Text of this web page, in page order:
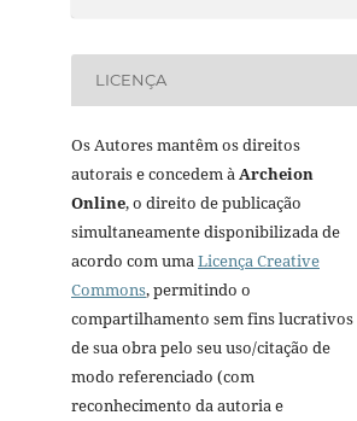
LICENÇA
Os Autores mantêm os direitos
autorais e concedem àArcheion
Online, o direito de publicação
simultaneamente disponibilizada de
acordo com umaLicença Creative
Commons, permitindo o
compartilhamento sem fins lucrativos
de sua obra pelo seu uso/citação de
modo referenciado (com
reconhecimento da autoria e